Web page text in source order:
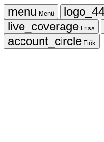
Menü
Friss
Fiók